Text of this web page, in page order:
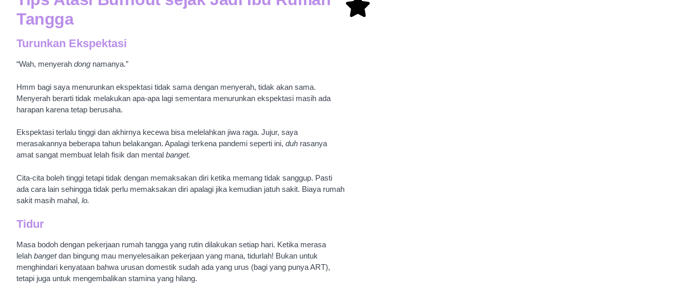
Tangga
Turunkan Ekspektasi
“Wah, menyerah dong namanya.”
Hmm bagi saya menurunkan ekspektasi tidak sama dengan menyerah, tidak akan sama.
Menyerah berarti tidak melakukan apa-apa lagi sementara menurunkan ekspektasi masih ada
harapan karena tetap berusaha.
Ekspektasi terlalu tinggi dan akhirnya kecewa bisa melelahkan jiwa raga. Jujur, saya
merasakannya beberapa tahun belakangan. Apalagi terkena pandemi seperti ini, duh rasanya
amat sangat membuat lelah fisik dan mental banget.
Cita-cita boleh tinggi tetapi tidak dengan memaksakan diri ketika memang tidak sanggup. Pasti
ada cara lain sehingga tidak perlu memaksakan diri apalagi jika kemudian jatuh sakit. Biaya rumah
sakit masih mahal, lo.
Tidur
Masa bodoh dengan pekerjaan rumah tangga yang rutin dilakukan setiap hari. Ketika merasa
lelah bangetdan bingung mau menyelesaikan pekerjaan yang mana, tidurlah! Bukan untuk
menghindari kenyataan bahwa urusan domestik sudah ada yang urus (bagi yang punya ART),
tetapi juga untuk mengembalikan stamina yang hilang.